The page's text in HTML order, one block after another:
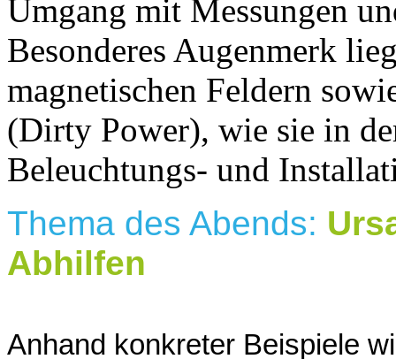
Umgang mit Messungen
Besonderes Augenmerk
magnetischen Feldern
(Dirty Power), wie sie in
Beleuchtungs- und
Thema des Abends:
Abhilfen
Anhand konkreter Beispiele